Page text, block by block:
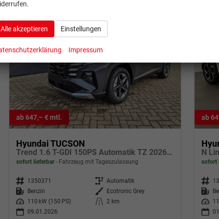
ab 647,– € mtl.
Hyundai TUCSON
Trend 1.6 T-GDI 150PS Automatik TZ 2026 Teil-Leder Sitzheizung v+h Lenkradheizung Klimaautomatik Navi Touchscreen DAB+ Apple CarPlay + Android Auto PDC Rückf.-Kamera Matrix-LED-Scheinw.
sofort lieferbar Fahrzeug mit Tageszulassung
Fahrzeugnr. 1350371 Getriebe Automatik
Kraftstoff
Benzin Außenfarbe
Ecotronic Grey
Leistung
110 kW (150 PS) Kilometerstand 2 km
09.01.2026
ab
sofort
Fahrzeugnr.
Kraftstoff
Leistung
Alle akzeptieren Einstellungen
Impressum